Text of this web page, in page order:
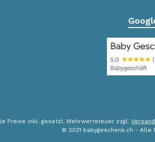
Preise inkl. gesetzl. Mehrwertsteuer zzgl.
© 2021 babygeschenk.ch -